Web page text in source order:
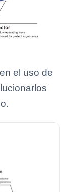
el uso de